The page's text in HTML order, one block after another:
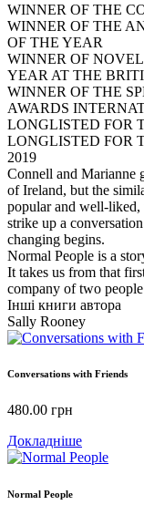
WINNER OF THE
WINNER OF THE
OF THE YEAR
WINNER OF
YEAR AT THE
WINNER OF THE
AWARDS
LONGLISTED FOR
LONGLISTED FOR
2019
Connell and Marianne
of Ireland, but the
popular and well-
strike up a
changing begins.
Normal People is a
It takes us from that
company of two
Інші книги автора
Sally Rooney
Conversations with Friends
480.00 грн
Докладніше
Normal People